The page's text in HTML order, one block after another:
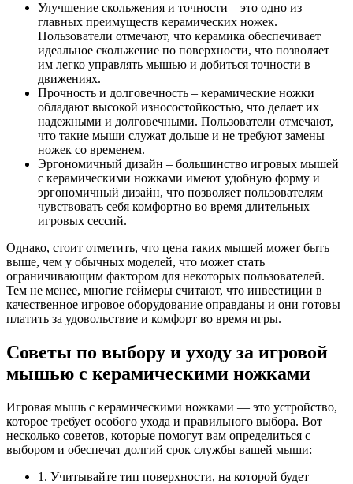
Улучшение скольжения и точности – это одно из
главных преимуществ керамических ножек.
Пользователи отмечают, что керамика обеспечивает
идеальное скольжение по поверхности, что позволяет
им легко управлять мышью и добиться точности в
движениях.
Прочность и долговечность – керамические ножки
обладают высокой износостойкостью, что делает их
надежными и долговечными. Пользователи отмечают,
что такие мыши служат дольше и не требуют замены
ножек со временем.
Эргономичный дизайн – большинство игровых мышей
с керамическими ножками имеют удобную форму и
эргономичный дизайн, что позволяет пользователям
чувствовать себя комфортно во время длительных
игровых сессий.
Однако, стоит отметить, что цена таких мышей может быть
выше, чем у обычных моделей, что может стать
ограничивающим фактором для некоторых пользователей.
Тем не менее, многие геймеры считают, что инвестиции в
качественное игровое оборудование оправданы и они готовы
платить за удовольствие и комфорт во время игры.
Советы по выбору и уходу за игровой
мышью с керамическими ножками
Игровая мышь с керамическими ножками — это устройство,
которое требует особого ухода и правильного выбора. Вот
несколько советов, которые помогут вам определиться с
выбором и обеспечат долгий срок службы вашей мыши:
1. Учитывайте тип поверхности, на которой будет